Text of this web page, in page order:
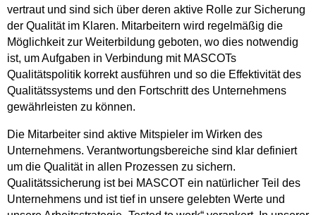
vertraut und sind sich über deren aktive Rolle zur Sicherung
der Qualität im Klaren. Mitarbeitern wird regelmäßig die
Möglichkeit zur Weiterbildung geboten, wo dies notwendig
ist, um Aufgaben in Verbindung mit MASCOTs
Qualitätspolitik korrekt ausführen und so die Effektivität des
Qualitätssystems und den Fortschritt des Unternehmens
gewährleisten zu können.
Die Mitarbeiter sind aktive Mitspieler im Wirken des
Unternehmens. Verantwortungsbereiche sind klar definiert
um die Qualität in allen Prozessen zu sichern.
Qualitätssicherung ist bei MASCOT ein natürlicher Teil des
Unternehmens und ist tief in unsere gelebten Werte und